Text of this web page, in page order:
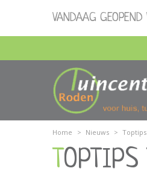
Home > Nieuws >
VANDAAG GEOPEND